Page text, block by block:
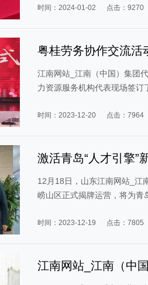
时间：2024-01-02 点击：9270
粤桂劳务协作交流活
江南网站_江南（中国）集团
力资源服务机构代表现场签订
时间：2023-12-20 点击：7964
激活青岛“人才引擎”
12月18日，山东江南网站_江
崂山区正式揭牌运营，将为青
时间：2023-12-19 点击：7805
江南网站_江南（中